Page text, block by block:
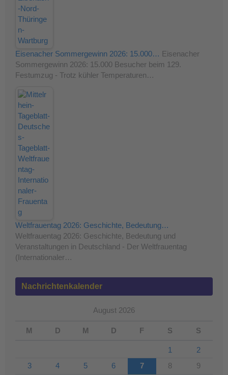
Eisenacher Sommergewinn 2026: 15.000… Eisenacher
Sommergewinn 2026: 15.000 Besucher beim 129.
Festumzug - Trotz kühler Temperaturen…
Weltfrauentag 2026: Geschichte, Bedeutung…
Weltfrauentag 2026: Geschichte, Bedeutung und
Veranstaltungen in Deutschland - Der Weltfrauentag
(Internationaler…
Nachrichtenkalender
August 2026
M D M D F S S
1
2
3
4 5 6 7 8
9